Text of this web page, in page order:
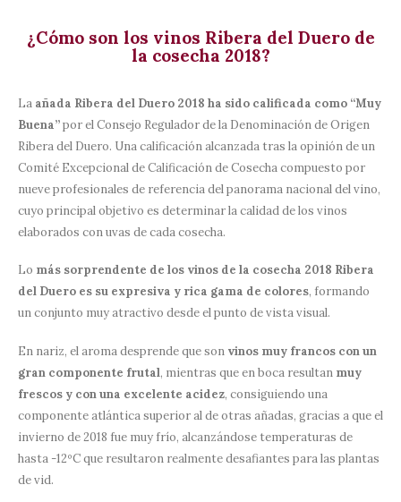
¿Cómo son los vinos Ribera del Duero de
la cosecha 2018?
La añada Ribera del Duero 2018 ha sido calificada como “Muy
Buena”por el Consejo Regulador de la Denominación de Origen
Ribera del Duero. Una calificación alcanzada tras la opinión de un
Comité Excepcional de Calificación de Cosecha compuesto por
nueve profesionales de referencia del panorama nacional del vino,
cuyo principal objetivo es determinar la calidad de los vinos
elaborados con uvas de cada cosecha.
Lo más sorprendente de los vinos de la cosecha 2018 Ribera
del Duero es su expresiva y rica gama de colores, formando
un conjunto muy atractivo desde el punto de vista visual.
En nariz, el aroma desprende que son vinos muy francos con un
gran componente frutal, mientras que en boca resultan muy
frescos y con una excelente acidez, consiguiendo una
componente atlántica superior al de otras añadas, gracias a que el
invierno de 2018 fue muy frío, alcanzándose temperaturas de
hasta -12ºC que resultaron realmente desafiantes para las plantas
de vid.